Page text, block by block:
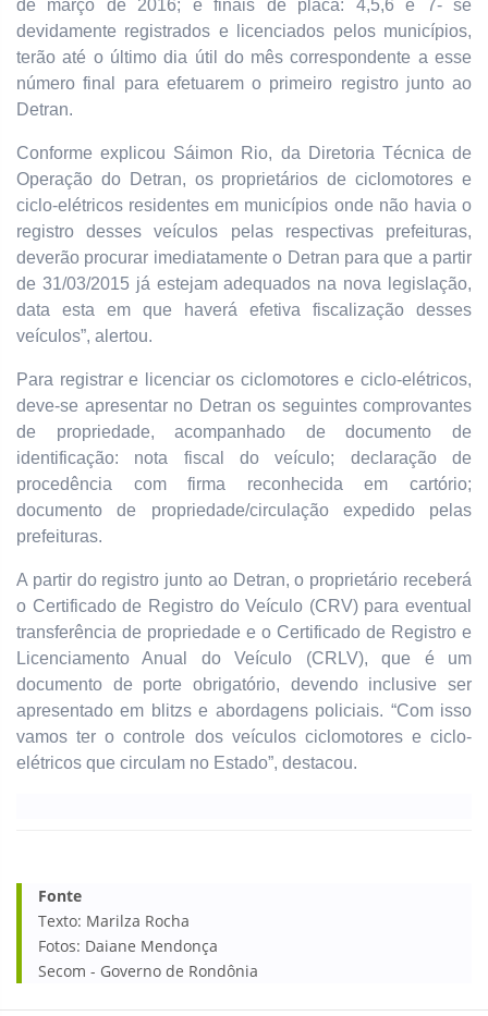
de março de 2016; e finais de placa: 4,5,6 e 7- se
devidamente registrados e licenciados pelos municípios,
terão até o último dia útil do mês correspondente a esse
número final para efetuarem o primeiro registro junto ao
Detran.
Conforme explicou Sáimon Rio, da Diretoria Técnica de
Operação do Detran, os proprietários de ciclomotores e
ciclo-elétricos residentes em municípios onde não havia o
registro desses veículos pelas respectivas prefeituras,
deverão procurar imediatamente o Detran para que a partir
de 31/03/2015 já estejam adequados na nova legislação,
data esta em que haverá efetiva fiscalização desses
veículos”, alertou.
Para registrar e licenciar os ciclomotores e ciclo-elétricos,
deve-se apresentar no Detran os seguintes comprovantes
de propriedade, acompanhado de documento de
identificação: nota fiscal do veículo; declaração de
procedência com firma reconhecida em cartório;
documento de propriedade/circulação expedido pelas
prefeituras.
A partir do registro junto ao Detran, o proprietário receberá
o Certificado de Registro do Veículo (CRV) para eventual
transferência de propriedade e o Certificado de Registro e
Licenciamento Anual do Veículo (CRLV), que é um
documento de porte obrigatório, devendo inclusive ser
apresentado em blitzs e abordagens policiais. “Com isso
vamos ter o controle dos veículos ciclomotores e ciclo-
elétricos que circulam no Estado”, destacou.
Fonte
Texto: Marilza Rocha
Fotos: Daiane Mendonça
Secom - Governo de Rondônia